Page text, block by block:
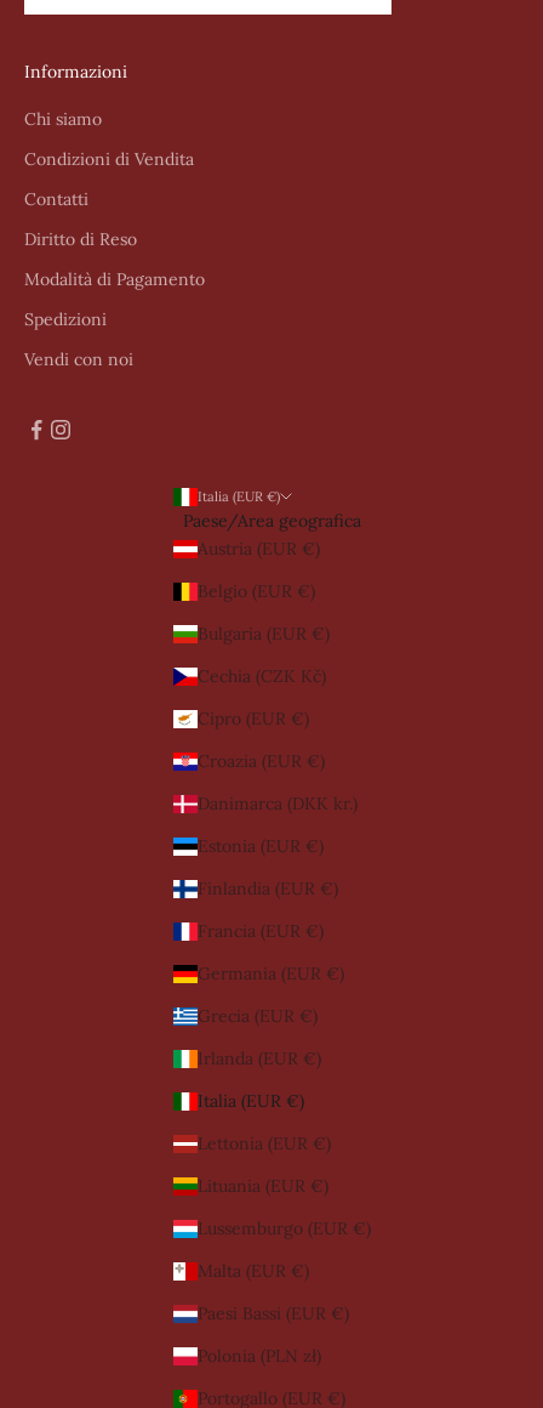
Informazioni
Chi siamo
Condizioni di Vendita
Contatti
Diritto di Reso
Modalità di Pagamento
Spedizioni
Vendi con noi
Italia (EUR €)
Paese/Area geografica
Austria (EUR €)
Belgio (EUR €)
Bulgaria (EUR €)
Cechia (CZK Kč)
Cipro (EUR €)
Croazia (EUR €)
Danimarca (DKK kr.)
Estonia (EUR €)
Finlandia (EUR €)
Francia (EUR €)
Germania (EUR €)
Grecia (EUR €)
Irlanda (EUR €)
Italia (EUR €)
Lettonia (EUR €)
Lituania (EUR €)
Lussemburgo (EUR €)
Malta (EUR €)
Paesi Bassi (EUR €)
Polonia (PLN zł)
Portogallo (EUR €)